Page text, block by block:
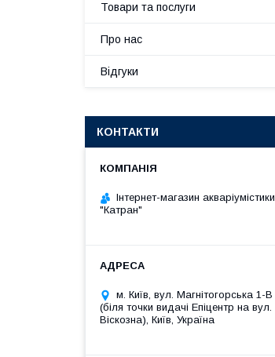
Товари та послуги
Про нас
Відгуки
КОНТАКТИ
Інтернет-магазин акваріумістики
"Катран"
м. Київ, вул. Магнітогорська 1-В
(біля точки видачі Епіцентр на вул.
Віскозна), Київ, Україна